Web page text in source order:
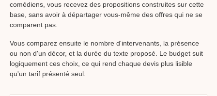
comédiens, vous recevez des propositions construites sur cette
base, sans avoir à départager vous-même des offres qui ne se
comparent pas.
Vous comparez ensuite le nombre d'intervenants, la présence
ou non d'un décor, et la durée du texte proposé. Le budget suit
logiquement ces choix, ce qui rend chaque devis plus lisible
qu'un tarif présenté seul.